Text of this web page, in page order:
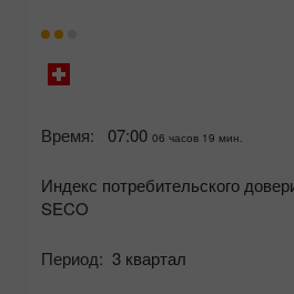
Время: 07:00 06 часов 19 мин.
Индекс потребительского
SECO
Период: 3 квартал